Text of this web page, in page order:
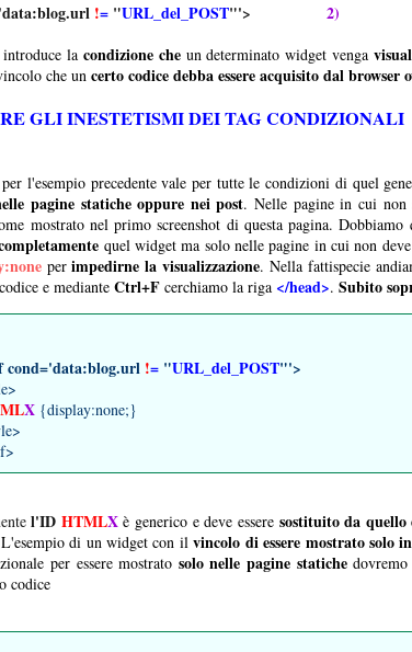
!= "URL_del_POST"'> 2)
introduce la condizione cheun determinato widget venga
che un certo codice debba essere acquisito dal
GLI INESTETISMI DEI TAG CONDIZIONALI
l'esempio precedente vale per tutte le condizioni di quel
pagine statiche oppure nei post. Nelle pagine in cui non
mostrato nel primo screenshot di questa pagina. Dobbiamo
quel widget ma solo nelle pagine in cui non
perimpedirne la visualizzazione. Nella fattispecie
e mediante Ctrl+F cerchiamo la riga </head>. Subito
cond='data:blog.url != "URL_del_POST"'>
X {display:none;}
l'ID HTMLXè generico e deve essere sostituito da quello
di un widget con ilvincolo di essere mostrato solo
per essere mostrato solo nelle pagine statiche
codice